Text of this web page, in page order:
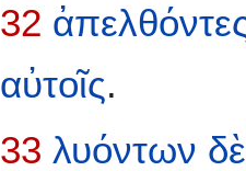
32
αὐτοῖς.
33 λυόντων δὲ